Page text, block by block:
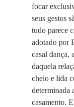
focar
seus gestos
tudo parece
adotado por
casal dança,
daquela
cheio e lida
determinada
casamento.